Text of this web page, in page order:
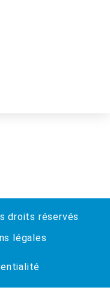
droits réservés
légales